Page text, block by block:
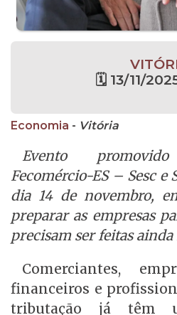
🗓 13/11/
Economia - Vitória
Evento
Fecomércio-ES – Sesc e
dia 14 de novembro,
preparar as empresas
precisam ser feitas ainda
Comerciantes,
financeiros e
tributação já têm